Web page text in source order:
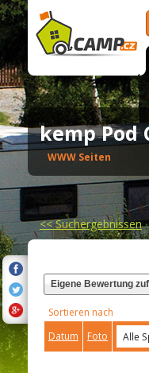
kemp Pod
WWW Seiten
<<Suchergebnissen
Eigene Bewertung
Sortieren nach
Datum
Foto